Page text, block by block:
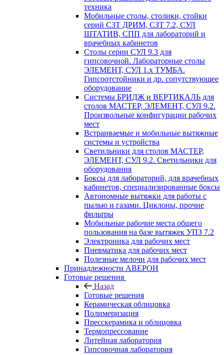
техника
Мобильные столы, столики, стойки
серий СЗТ ДРИМ, СЗТ 7.2, СУЛ
ШТАТИВ, СПП для лабораторий и
врачебных кабинетов
Столы серии СУЛ 9.3 для
гипсовочной. Лабораторные столы
ЭЛЕМЕНТ, СУЛ 1.х ТУМБА.
Гипсоотстойники и др. сопутствующее
оборудование
Системы БРИДЖ и ВЕРТИКАЛЬ для
столов МАСТЕР, ЭЛЕМЕНТ, СУЛ 9.2.
Произвольные конфигурации рабочих
мест
Встраиваемые и мобильные вытяжные
системы и устройства
Светильники для столов МАСТЕР,
ЭЛЕМЕНТ, СУЛ 9.2. Светильники для
оборудования
Боксы для лабораторий, для врачебных
кабинетов, специализированные боксы
Автономные вытяжки для работы с
пылью и газами. Циклоны, прочие
фильтры
Мобильные рабочие места общего
пользования на базе вытяжек УПЗ 7.2
Электроника для рабочих мест
Пневматика для рабочих мест
Полезные мелочи для рабочих мест
Принадлежности АВЕРОН
Готовые решения
Назад
Готовые решения
Керамическая облицовка
Полимеризация
Пресскерамика и облицовка
Термопрессование
Литейная лаборатория
Гипсовочная лаборатория